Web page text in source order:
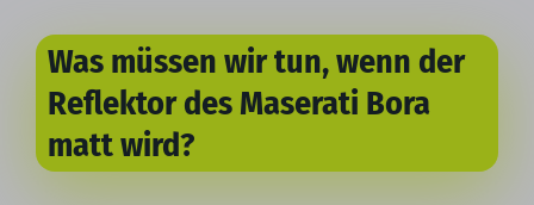
Was müssen wir tun, wenn der
Reflektor des Maserati Bora
matt wird?